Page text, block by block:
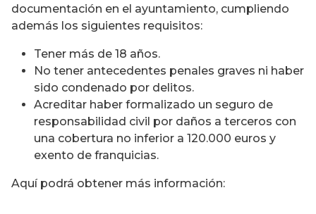
documentación en el ayuntamiento, cumpliendo
además los siguientes requisitos:
Tener más de 18 años.
No tener antecedentes penales graves ni haber
sido condenado por delitos.
Acreditar haber formalizado un seguro de
responsabilidad civil por daños a terceros con
una cobertura no inferior a 120.000 euros y
exento de franquicias.
Aquí podrá obtener más información: